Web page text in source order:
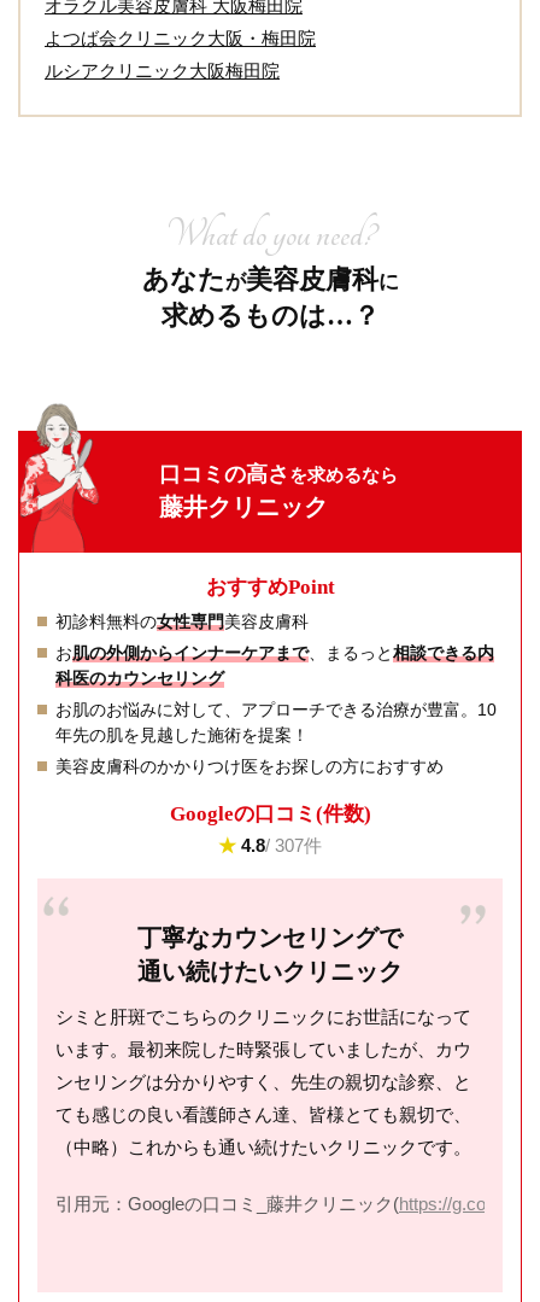
オラクル美容皮膚科 大阪梅田院
よつば会クリニック大阪・梅田院
ルシアクリニック大阪梅田院
What do you need?
あなたが美容皮膚科に
求めるものは…？
口コミの高さ を求めるなら
藤井クリニック
おすすめPoint
初診料無料の女性専門美容皮膚科
お肌の外側からインナーケアまで、まるっと相談できる内
科医のカウンセリング
お肌のお悩みに対して、アプローチできる治療が豊富。10
年先の肌を見越した施術を提案！
美容皮膚科のかかりつけ医をお探しの方におすすめ
Googleの⼝コミ(件数)
★ 4.8/ 307件
丁寧なカウンセリングで
通い続けたいクリニック
シミと肝斑でこちらのクリニックにお世話になって
います。最初来院した時緊張していましたが、カウ
ンセリングは分かりやすく、先生の親切な診察、と
ても感じの良い看護師さん達、皆様とても親切で、
（中略）これからも通い続けたいクリニックです。
引用元：Googleの口コミ_藤井クリニック(https://g.co/kgs/